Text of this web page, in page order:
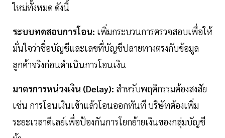
ใหม่ทั้งหมด ดังนี้
ระบบทดสอบการโอน: เพิ่มกระบวนการตรวจสอบเพื่อให้
มั่นใจว่าชื่อบัญชีและเลขที่บัญชีปลายทางตรงกับข้อมูล
ลูกค้าจริงก่อนดำเนินการโอนเงิน
มาตรการหน่วงเงิน (Delay): สำหรับพฤติกรรมต้องสงสัย
เช่น การโอนเงินเข้าแล้วโอนออกทันที บริษัทต้องเพิ่ม
ระยะเวลาดีเลย์เพื่อป้องกันการโยกย้ายเงินของกลุ่มบัญชี